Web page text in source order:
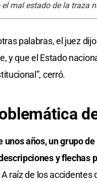
mal estado de la traza
palabras, el juez
y que el Estado
cerró.
unos años, un grupo
y flechas
A raíz de los accidentes